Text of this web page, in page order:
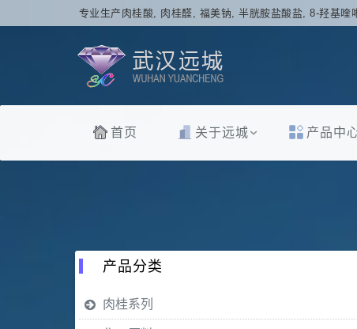
专业生产肉桂酸, 肉桂醛, 福美钠, 半胱胺盐酸盐, 8-羟基喹
首页 关于远城 产品中
产品分类
肉桂系列